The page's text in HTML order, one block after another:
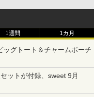
1週間 1カ月
グトート＆チャームポーチ
ットが付録、sweet 9月